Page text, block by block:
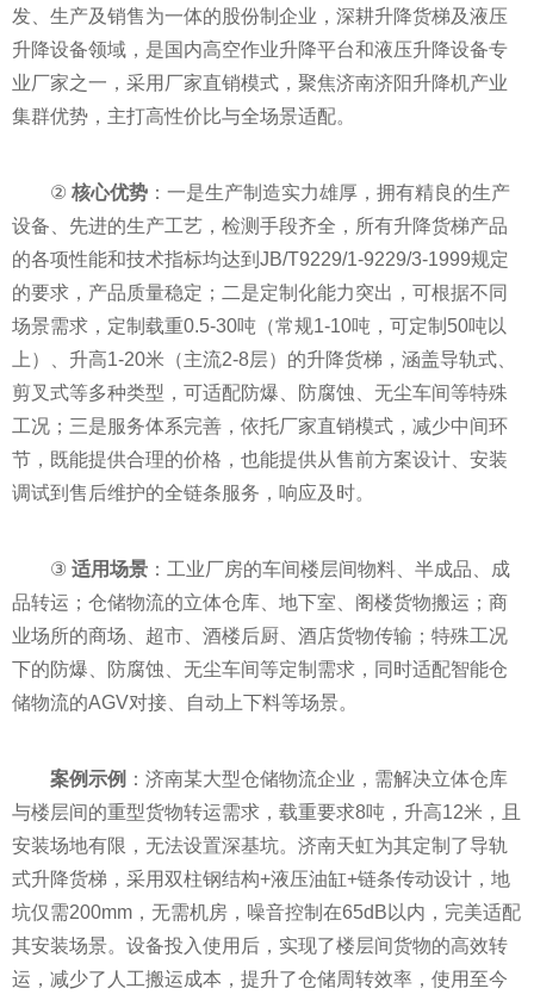
发、生产及销售为一体的股份制企业，深耕升降货梯及液压
升降设备领域，是国内高空作业升降平台和液压升降设备专
业厂家之一，采用厂家直销模式，聚焦济南济阳升降机产业
集群优势，主打高性价比与全场景适配。
② 核心优势 ：一是生产制造实力雄厚，拥有精良的生产
设备、先进的生产工艺，检测手段齐全，所有升降货梯产品
的各项性能和技术指标均达到JB/T9229/1-9229/3-1999规定
的要求，产品质量稳定；二是定制化能力突出，可根据不同
场景需求，定制载重0.5-30吨（常规1-10吨，可定制50吨以
上）、升高1-20米（主流2-8层）的升降货梯，涵盖导轨式、
剪叉式等多种类型，可适配防爆、防腐蚀、无尘车间等特殊
工况；三是服务体系完善，依托厂家直销模式，减少中间环
节，既能提供合理的价格，也能提供从售前方案设计、安装
调试到售后维护的全链条服务，响应及时。
③ 适用场景 ：工业厂房的车间楼层间物料、半成品、成
品转运；仓储物流的立体仓库、地下室、阁楼货物搬运；商
业场所的商场、超市、酒楼后厨、酒店货物传输；特殊工况
下的防爆、防腐蚀、无尘车间等定制需求，同时适配智能仓
储物流的AGV对接、自动上下料等场景。
案例示例 ：济南某大型仓储物流企业，需解决立体仓库
与楼层间的重型货物转运需求，载重要求8吨，升高12米，且
安装场地有限，无法设置深基坑。济南天虹为其定制了导轨
式升降货梯，采用双柱钢结构+液压油缸+链条传动设计，地
坑仅需200mm，无需机房，噪音控制在65dB以内，完美适配
其安装场景。设备投入使用后，实现了楼层间货物的高效转
运，减少了人工搬运成本，提升了仓储周转效率，使用至今